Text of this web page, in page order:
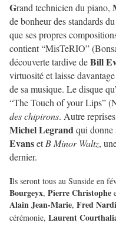
Grand technicien du piano,
de bonheur des standards
que ses propres
contient “MisTeRIO”
découverte tardive deBill
virtuosité et laisse
de sa musique. Le disque
“The Touch of your Lips”
des chipirons. Autre
Michel Legrandqui donne
EvansetB Minor Waltz,
dernier.
Ils seront tous au Sunside en
Bourgeyx, Pierre Christophe
Alain Jean-Marie, Fred
cérémonie, Laurent